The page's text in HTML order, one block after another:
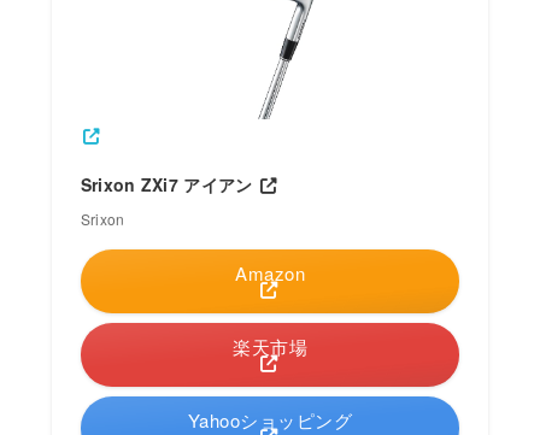
Srixon ZXi7 アイアン
Srixon
Amazon
楽天市場
Yahooショッピング